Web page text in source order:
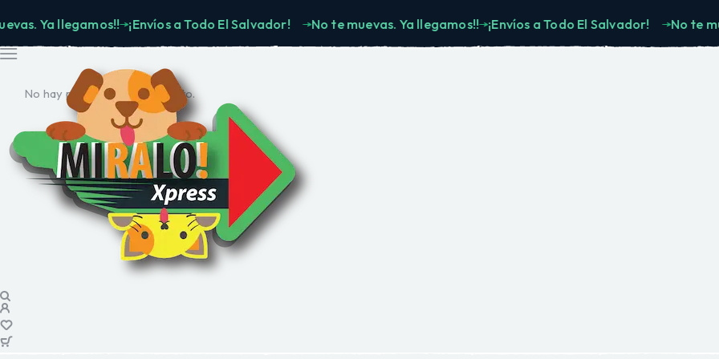
Ya llegamos!! ¡Envíos a Todo El Salvador! No te muevas. Ya llegamos!! ¡Envíos a Todo El Salvador! No te
No hay productos en el carrito.